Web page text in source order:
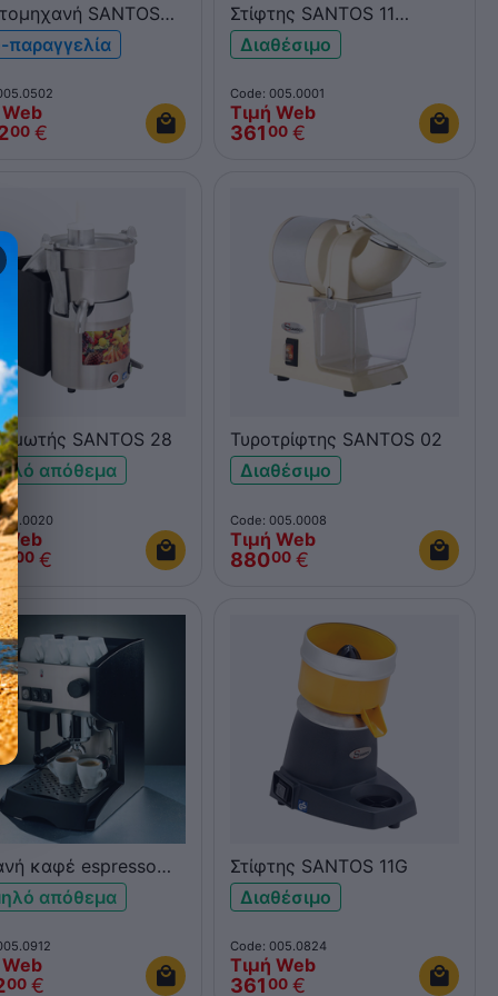
SANTOS
παραγγελία
00 €
Στίφτης SANTOS 11
Classic για εσπεριδοειδή
Διαθέσιμο
Code: 005.0001
Τιμή Web
36100 €
SANTOS 28
απόθεμα
Web
00 €
Τυροτρίφτης SANTOS 02
Διαθέσιμο
Code: 005.0008
Τιμή Web
88000 €
καφέ espresso
75απόθεμα
00 €
Στίφτης SANTOS 11G
Διαθέσιμο
Code: 005.0824
Τιμή Web
36100 €